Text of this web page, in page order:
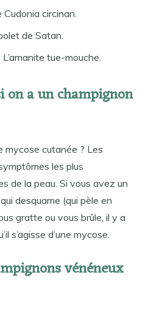
circinan.
de Satan.
tue-mouche.
on a un champignon
mycose cutanée ? Les
les plus
de la peau. Si vous avez un
desquame (qui pèle en
gratte ou vous brûle, il y a
s’agisse d’une mycose.
vénéneux